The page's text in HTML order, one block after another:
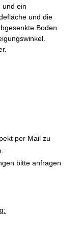
und ein
und die
Boden
per Mail zu
bitte anfragen